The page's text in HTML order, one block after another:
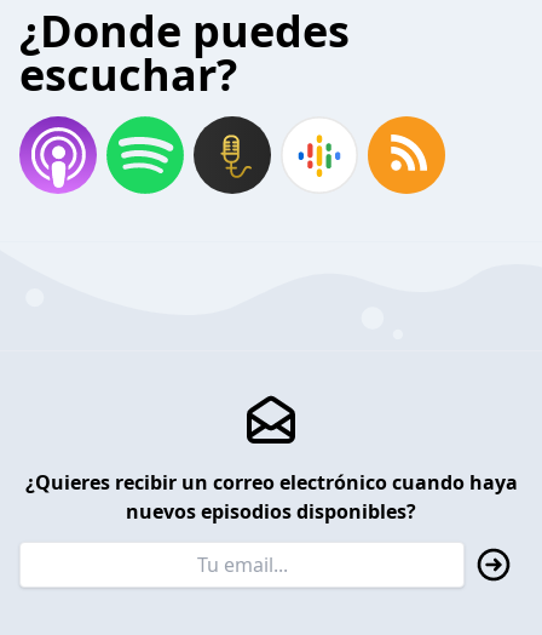
¿Donde puedes
escuchar?
¿Quieres recibir un correo electrónico cuando haya
nuevos episodios disponibles?